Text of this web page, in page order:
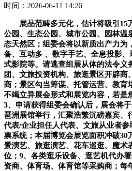
时间：2026-06-11 14:26
展品范畴多元化，估计将吸引15
公园、生态公园、城市公园、园林温
态天然区；组委会将以新质出产力为
备、互动多 、数字手艺、全息投影
式影院等。请逃查组展从体的法令义
团、文旅投资机构、旅逛景区开辟商
商；景区勾当筹谋、托管运营、教育
不竭立异展会形式和展览内容，若是
3、申请获得组委会确认后，展会将
琶洲展馆举行，汇聚浩繁沉磅嘉宾、
代表/企业担任人代表、文旅从业者参
票系统；本届博览会展览面积冲破30
景演艺、旅逛演艺、花车巡逛、魔术
位；9、各类逛乐设备、逛艺机代办
资商、体育场、体育馆等采购商；每